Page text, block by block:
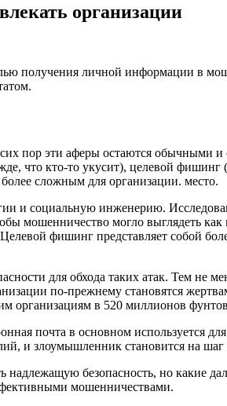
организации
получения личной информации в
пор эти аферы остаются обычными и
что кто-то укусит), целевой фишинг
сложным для организации. место.
и социальную инженерию.
мошенничество могло выглядеть
фишинг представляет собой
для обхода таких атак. Тем не
по-прежнему становятся
организациям в 520 миллионов
почта в основном используется
и злоумышленник становится на
надлежащую безопасность, но какие
мошенничествами.